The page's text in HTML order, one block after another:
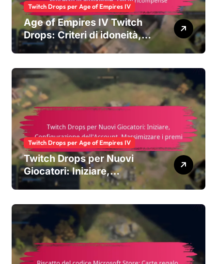
Twitch Drops per Age of Empires IV
Age of Empires IV Twitch
Drops: Criteri di idoneità,
Processo di attivazione,
Twitch Drops per Age of Empires IV
Twitch Drops per Nuovi
Giocatori: Iniziare,
Configurazione
i premi